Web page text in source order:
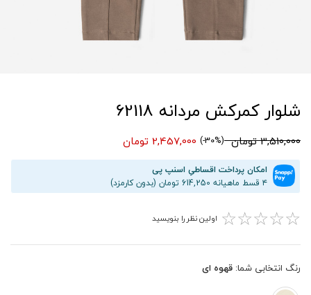
شلوار کمرکش مردانه 62118
3,510,000 تومان (30%-)
امکان پرداخت اقساطیِ اسنپ پی
۴ قسط ماهیانه 614,250 تومان (بدون کارمزد)
☆
☆
☆
☆
☆ اولین نظر را بنویسید
رنگ انتخابی شما: قهوه ای